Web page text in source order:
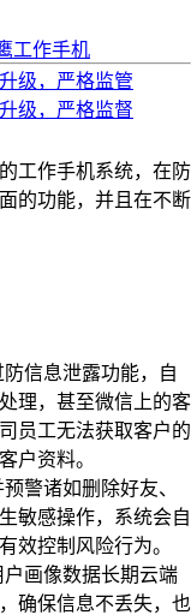
工作手机
级，严格监管
级，严格监督
工作手机系统，在防
的功能，并且在不断
信息泄露功能，自
理，甚至微信上的客
员工无法获取客户的
户资料。
警诸如删除好友、
敏感操作，系统会自
效控制风险行为。
画像数据长期云端
确保信息不丢失，也